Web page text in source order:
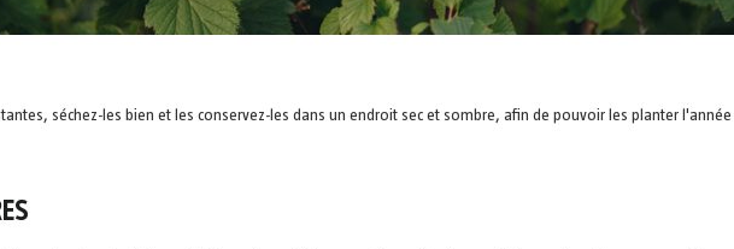
séchez-les bien et les conservez-les dans un endroit sec et sombre, afin de pouvoir les planter l'année